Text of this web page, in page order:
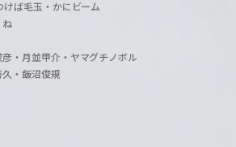
ば毛玉・かにビーム
・月並甲介・ヤマグチノボル
・飯沼俊規